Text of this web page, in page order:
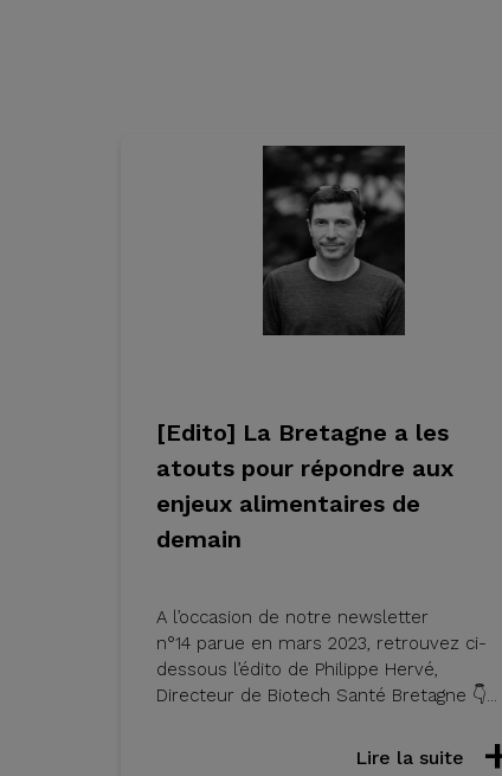
[Edito] La Bretagne a les
atouts pour répondre aux
enjeux alimentaires de
demain
A l’occasion de notre newsletter
n°14 parue en mars 2023, retrouvez ci-
dessous l’édito de Philippe Hervé,
Directeur de Biotech Santé Bretagne 👇...
Lire la suite